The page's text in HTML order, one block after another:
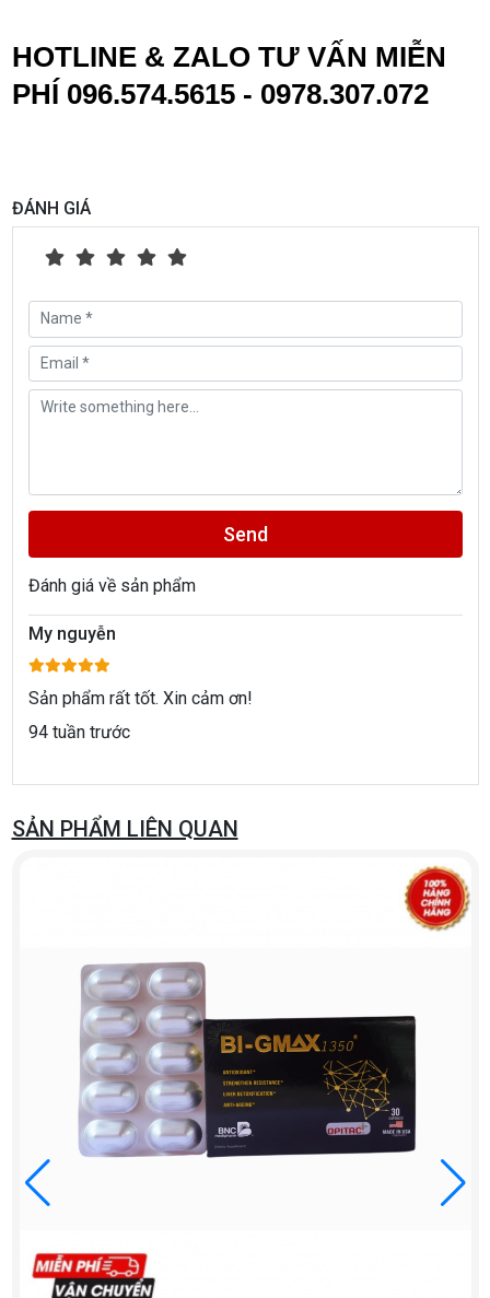
HOTLINE & ZALO TƯ VẤN MIỄN
PHÍ 096.574.5615 - 0978.307.072
ĐÁNH GIÁ
Send
Đánh giá về sản phẩm
My nguyễn
Sản phẩm rất tốt. Xin cảm ơn!
94 tuần trước
SẢN PHẨM LIÊN QUAN